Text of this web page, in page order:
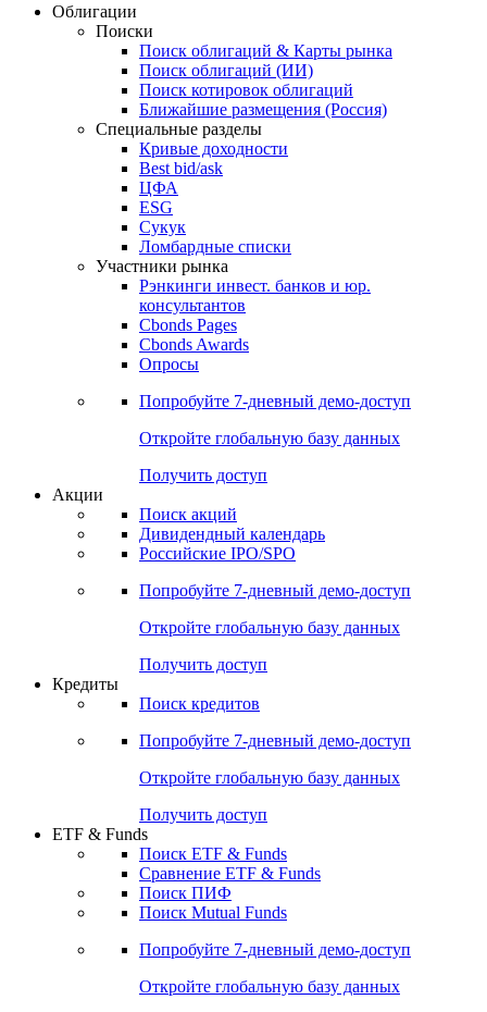
Облигации
Поиски
Поиск облигаций & Карты рынка
Поиск облигаций (ИИ)
Поиск котировок облигаций
Ближайшие размещения (Россия)
Специальные разделы
Кривые доходности
Best bid/ask
ЦФА
ESG
Сукук
Ломбардные списки
Участники рынка
Рэнкинги инвест. банков и юр.
консультантов
Cbonds Pages
Cbonds Awards
Опросы
Попробуйте 7-дневный демо-доступ
Откройте глобальную базу данных
Получить доступ
Акции
Поиск акций
Дивидендный календарь
Российские IPO/SPO
Попробуйте 7-дневный демо-доступ
Откройте глобальную базу данных
Получить доступ
Кредиты
Поиск кредитов
Попробуйте 7-дневный демо-доступ
Откройте глобальную базу данных
Получить доступ
ETF & Funds
Поиск ETF & Funds
Сравнение ETF & Funds
Поиск ПИФ
Поиск Mutual Funds
Попробуйте 7-дневный демо-доступ
Откройте глобальную базу данных